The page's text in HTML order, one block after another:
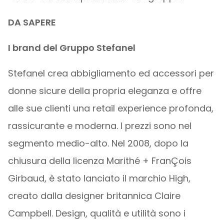
DA SAPERE
I brand del Gruppo Stefanel
Stefanel crea abbigliamento ed accessori per
donne sicure della propria eleganza e offre
alle sue clienti una retail experience profonda,
rassicurante e moderna. I prezzi sono nel
segmento medio-alto. Nel 2008, dopo la
chiusura della licenza Marithé + FranÇois
Girbaud, è stato lanciato il marchio High,
creato dalla designer britannica Claire
Campbell. Design, qualità e utilità sono i